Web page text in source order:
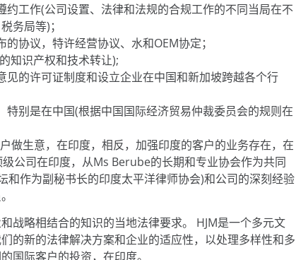
工作(公司设置、法律和法规的合规工作的不同当局在不
务局等)；
协议，特许经营协议、水和OEM协定；
知识产权和技术转让);
的许可证制度和设立企业在中国和新加坡跨越各个行
别是在中国(根据中国国际经济贸易仲裁委员会的规则在
做生意，在印度，相反，加强印度的客户的业务存在，在
公司在印度，从Ms Berube的长期和专业协会作为共同
和作为副秘书长的印度太平洋律师协会)和公司的深刻经验
战略相结合的知识的当地法律要求。 HJM是一个多元文
的新的法律解决方案和企业的适应性，以处理多样性和多
国际客户的投资，在印度。